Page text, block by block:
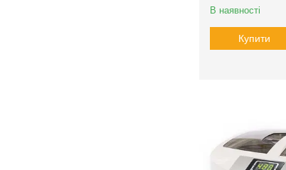
В наявності
Купити